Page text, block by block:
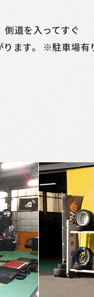
道を入ってすぐ
ます。 ※駐車場有